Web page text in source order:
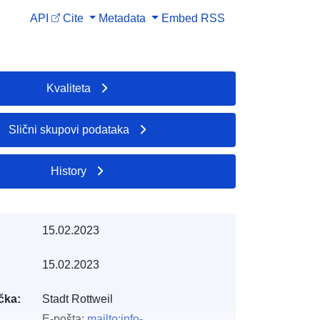
API Cite Metadata Embed RSS
Kvaliteta
Slični skupovi podataka
History
15.02.2023
15.02.2023
Stadt Rottweil